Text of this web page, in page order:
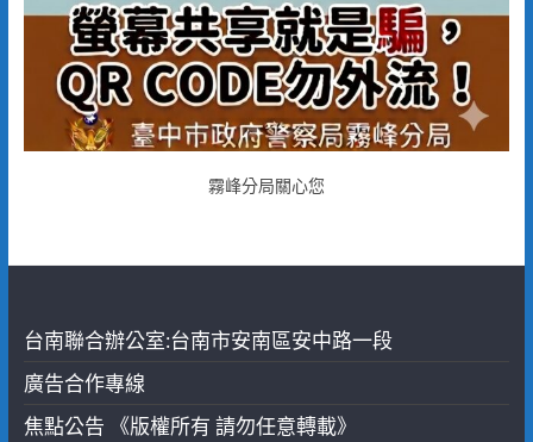
霧峰分局關心您
台南聯合辦公室:台南市安南區安中路一段
廣告合作專線
焦點公告 《版權所有 請勿任意轉載》